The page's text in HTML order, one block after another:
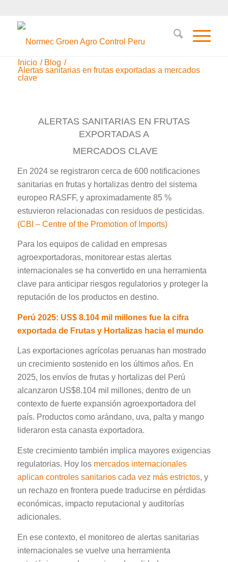
Inicio / Blog /
Alertas sanitarias en frutas exportadas a mercados
clave
ALERTAS SANITARIAS EN FRUTAS
EXPORTADAS A
MERCADOS CLAVE
En 2024 se registraron cerca de 600 notificaciones
sanitarias en frutas y hortalizas dentro del sistema
europeo RASFF, y aproximadamente 85 %
estuvieron relacionadas con residuos de pesticidas.
(CBI – Centre of the Promotion of Imports)
Para los equipos de calidad en empresas
agroexportadoras, monitorear estas alertas
internacionales se ha convertido en una herramienta
clave para anticipar riesgos regulatorios y proteger la
reputación de los productos en destino.
Perú 2025: US$ 8.104 mil millones fue la cifra
exportada de Frutas y Hortalizas hacia el mundo
Las exportaciones agrícolas peruanas han mostrado
un crecimiento sostenido en los últimos años. En
2025, los envíos de frutas y hortalizas del Perú
alcanzaron US$8.104 mil millones, dentro de un
contexto de fuerte expansión agroexportadora del
país. Productos como arándano, uva, palta y mango
lideraron esta canasta exportadora.
Este crecimiento también implica mayores exigencias
regulatorias. Hoy los mercados internacionales
aplican controles sanitarios cada vez más estrictos, y
un rechazo en frontera puede traducirse en pérdidas
económicas, impacto reputacional y auditorías
adicionales.
En ese contexto, el monitoreo de alertas sanitarias
internacionales se vuelve una herramienta